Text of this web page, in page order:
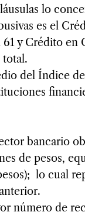
lo
es el
y Crédito en
total.
del Índice
bancario
de pesos,
lo cual
número de